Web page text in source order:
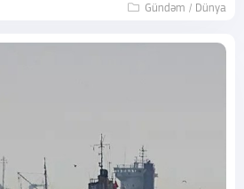
Gündəm / Dünya